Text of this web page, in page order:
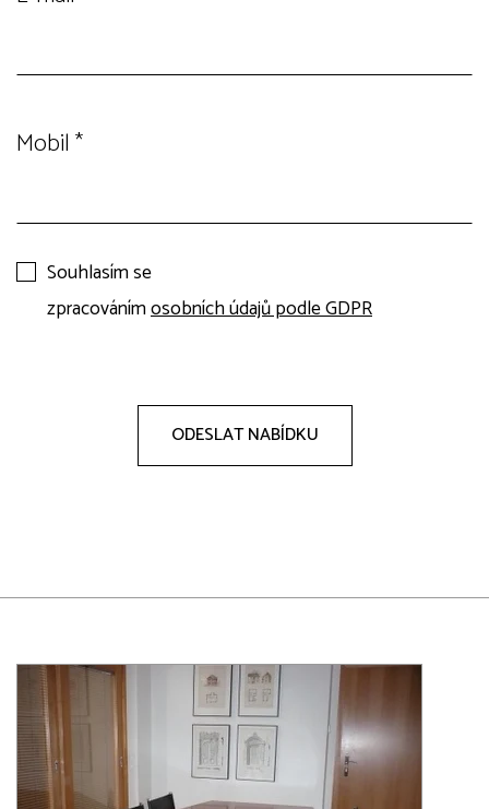
Mobil*
Souhlasím se
zpracovánímosobních údajů podle GDPR
ODESLAT NABÍDKU